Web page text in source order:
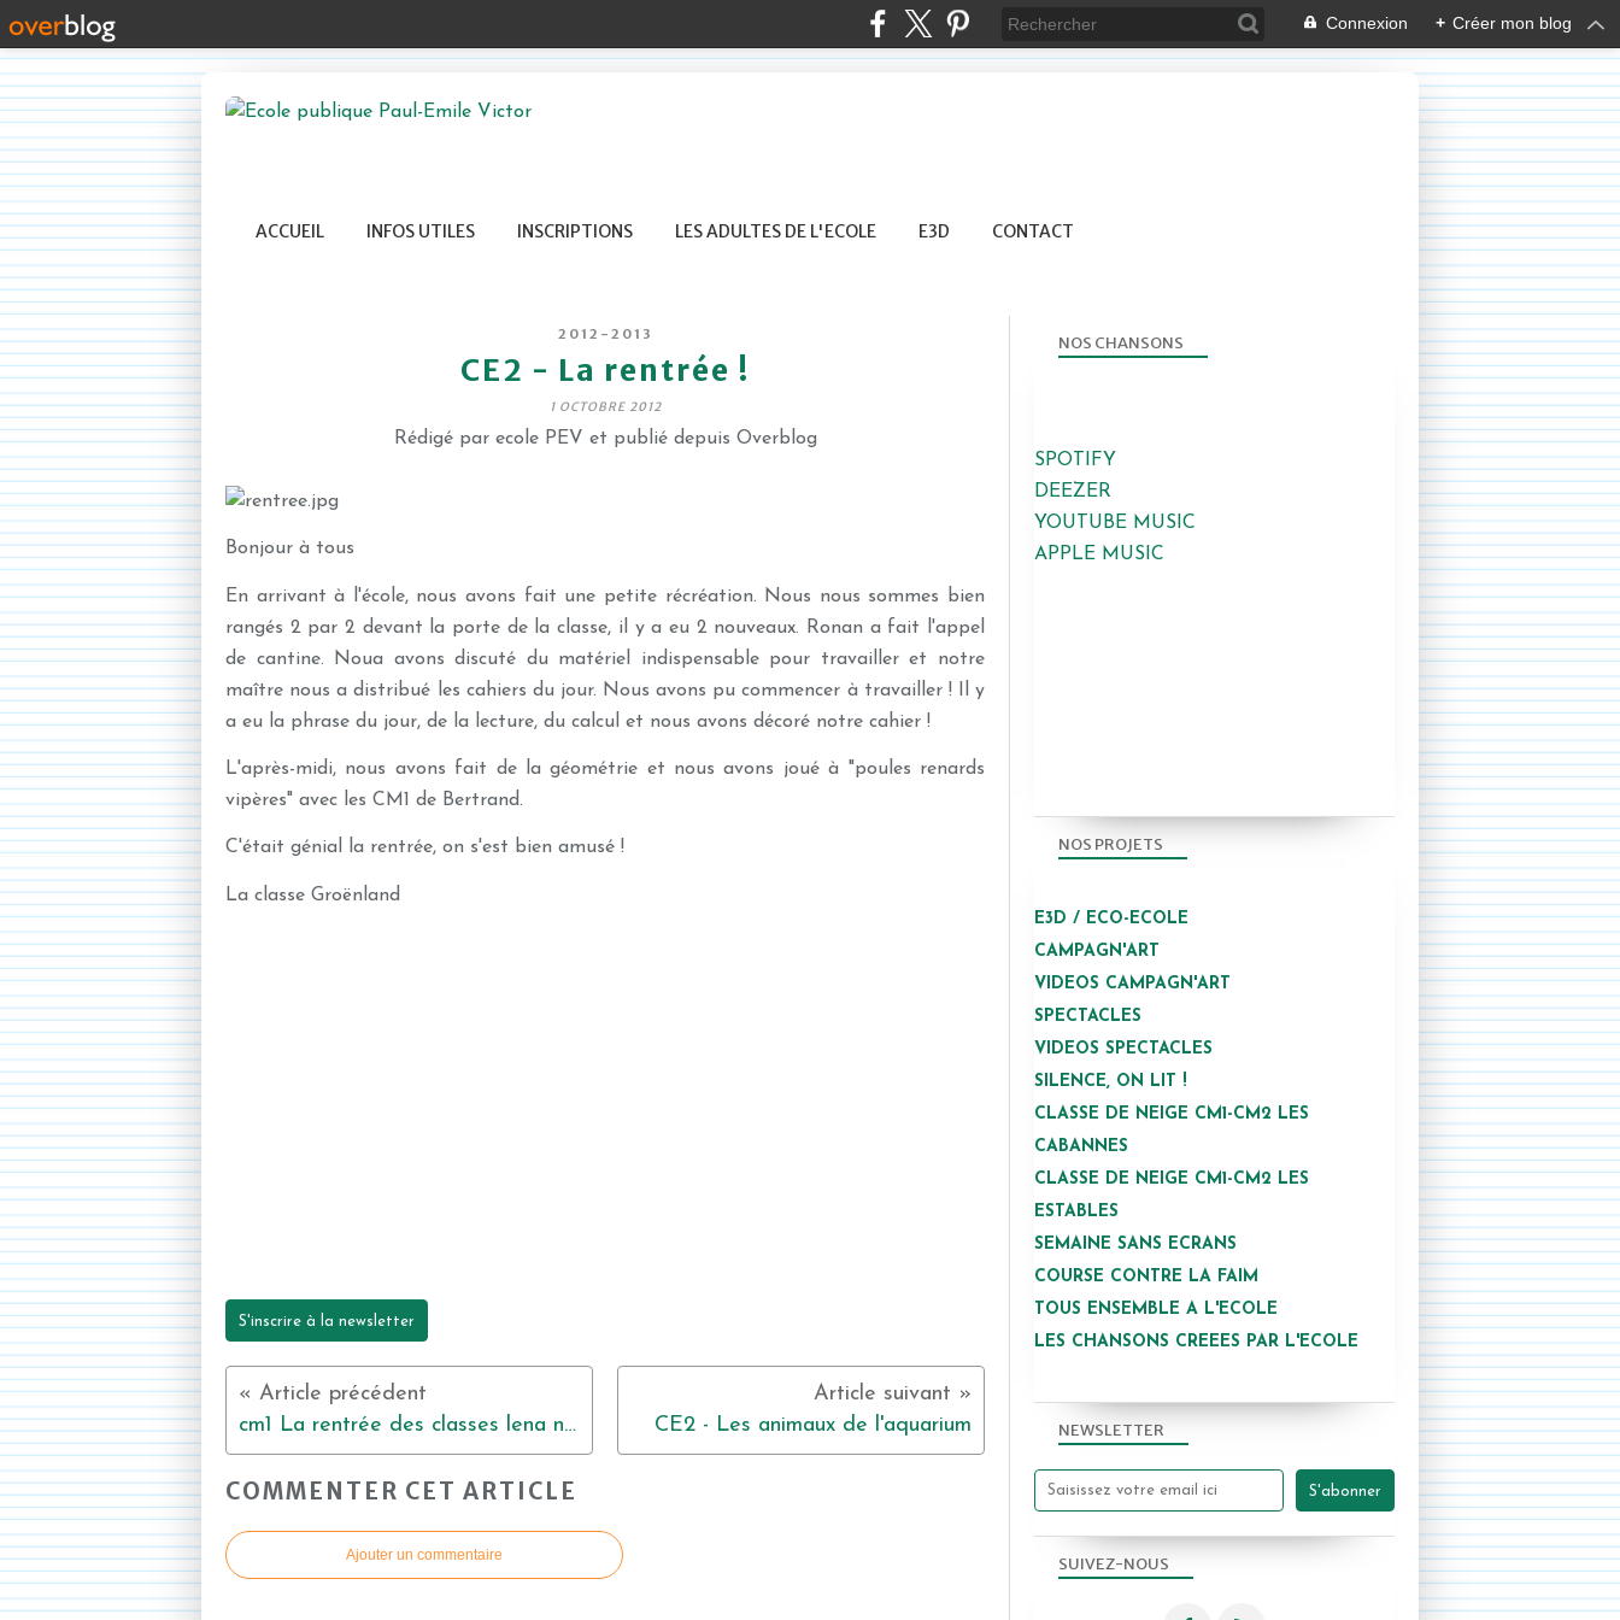
Connexion + Créer mon blog
ACCUEIL INFOS UTILES INSCRIPTIONS LES ADULTES DE L'ECOLE E3D CONTACT
2012-2013
CE2 - La rentrée !
1 OCTOBRE 2012
Rédigé par ecole PEV et publié depuis Overblog
Bonjour à tous
En arrivant à l'école, nous avons fait une petite récréation. Nous nous sommes bien
rangés 2 par 2 devant la porte de la classe, il y a eu 2 nouveaux. Ronan a fait l'appel
de cantine. Noua avons discuté du matériel indispensable pour travailler et notre
maître nous a distribué les cahiers du jour. Nous avons pu commencer à travailler ! Il y
a eu la phrase du jour, de la lecture, du calcul et nous avons décoré notre cahier !
L'après-midi, nous avons fait de la géométrie et nous avons joué à "poules renards
vipères" avec les CM1 de Bertrand.
C'était génial la rentrée, on s'est bien amusé !
La classe Groënland
S'inscrire à la newsletter
cm1 La rentrée des classes lena nelly veena CE2 - Les animaux de l'aquarium
COMMENTER CET ARTICLE
Ajouter un commentaire
NEWSLETTER
SUIVEZ-NOUS
NOS CHANSONS
SPOTIFY
DEEZER
YOUTUBE MUSIC
APPLE MUSIC
NOS PROJETS
E3D / ECO-ECOLE
CAMPAGN'ART
VIDEOS CAMPAGN'ART
SPECTACLES
VIDEOS SPECTACLES
SILENCE, ON LIT !
CLASSE DE NEIGE CM1-CM2 LES
CABANNES
CLASSE DE NEIGE CM1-CM2 LES
ESTABLES
SEMAINE SANS ECRANS
COURSE CONTRE LA FAIM
TOUS ENSEMBLE A L'ECOLE
LES CHANSONS CREEES PAR L'ECOLE